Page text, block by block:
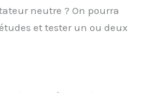
neutre ? On pourra
et tester un ou deux